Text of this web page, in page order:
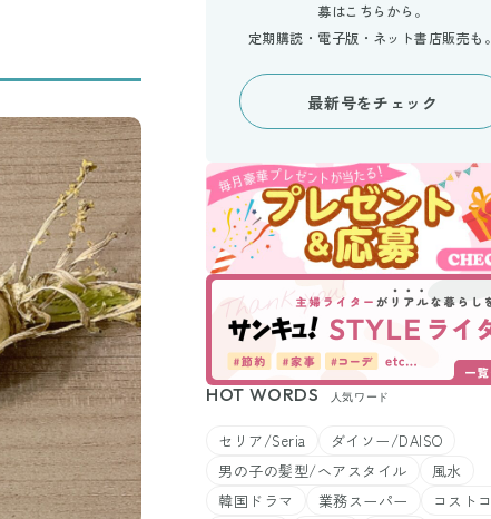
募はこちらから。
定期購読・電子版・ネット書店販売も。
最新号をチェック
HOT WORDS 人気ワード
セリア/Seria
ダイソー/DAISO
男の子の髪型/ヘアスタイル
風水
韓国ドラマ
業務スーパー
コストコ